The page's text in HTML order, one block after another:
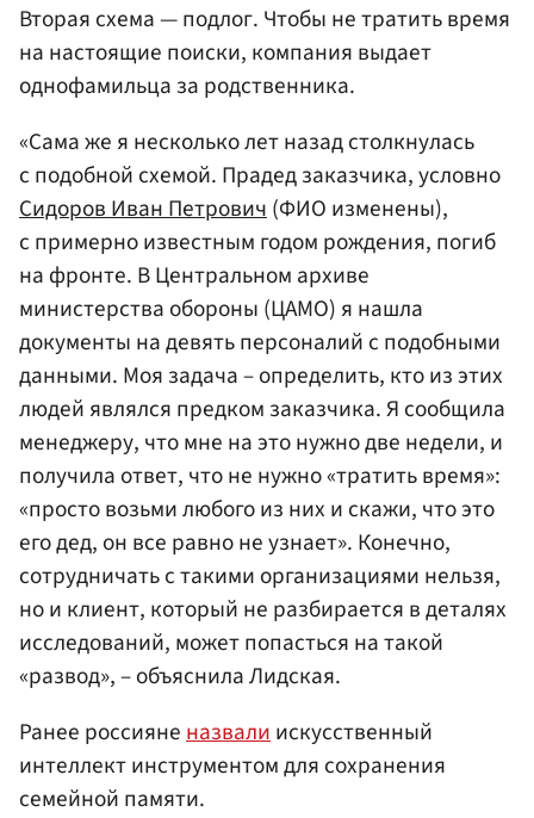
Вторая схема — подлог. Чтобы не тратить время
на настоящие поиски, компания выдает
однофамильца за родственника.
«Сама же я несколько лет назад столкнулась
с подобной схемой. Прадед заказчика, условно
Сидоров Иван Петрович(ФИО изменены),
с примерно известным годом рождения, погиб
на фронте. В Центральном архиве
министерства обороны (ЦАМО) я нашла
документы на девять персоналий с подобными
данными. Моя задача – определить, кто из этих
людей являлся предком заказчика. Я сообщила
менеджеру, что мне на это нужно две недели, и
получила ответ, что не нужно «тратить время»:
«просто возьми любого из них и скажи, что это
его дед, он все равно не узнает». Конечно,
сотрудничать с такими организациями нельзя,
но и клиент, который не разбирается в деталях
исследований, может попасться на такой
«развод», – объяснила Лидская.
Ранее россияненазвалиискусственный
интеллект инструментом для сохранения
семейной памяти.